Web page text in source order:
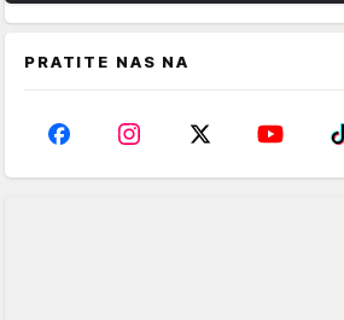
PRATITE NAS NA